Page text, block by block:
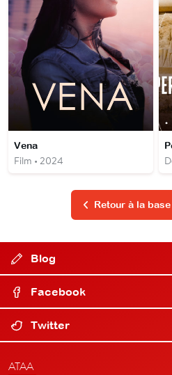
Vena
Film • 2024
Retour à la
Blog
Facebook
Twitter
ATAA